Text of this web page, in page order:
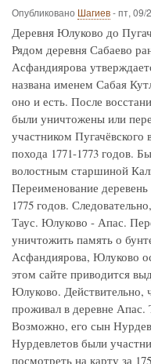
Опубликовано Шагиев-пт, 09/
Деревня Юлуково до
Рядом деревня Сабаево
Асфандиярова
названа именем Сабая
оно и есть. После
были уничтожены или
участником Пугачёвского
похода 1771-1773 годов.
волостным старшиной
Переименование
1775 годов.
Таус. Юлуково - Апас.
уничтожить память о
Асфандиярова, Юлуково
этом сайте приводится
Юлуково. Действительно,
проживал в деревне
Возможно, его сын
Нурдевлетов были
посмотреть на карту за